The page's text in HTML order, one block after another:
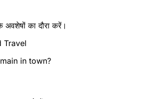
का दौरा करें।
Travel
in town?